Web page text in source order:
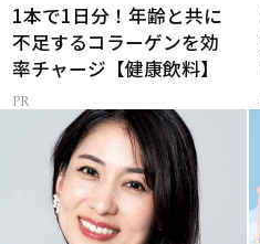
1本で1日分！年齢と共に
不足するコラーゲンを効
率チャージ【健康飲料】